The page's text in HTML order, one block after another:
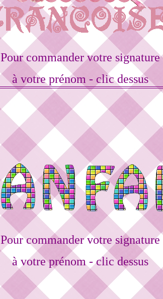
Pour commander votre signature
à votre prénom - clic dessus
Pour commander votre signature
à votre prénom - clic dessus